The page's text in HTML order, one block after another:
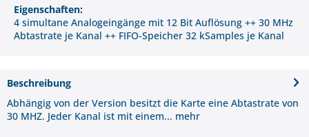
Eigenschaften:
4 simultane Analogeingänge mit 12 Bit Auflösung ++ 30 MHz
Abtastrate je Kanal ++ FIFO-Speicher 32 kSamples je Kanal
Beschreibung
Abhängig von der Version besitzt die Karte eine Abtastrate von
30 MHZ. Jeder Kanal ist mit einem... mehr